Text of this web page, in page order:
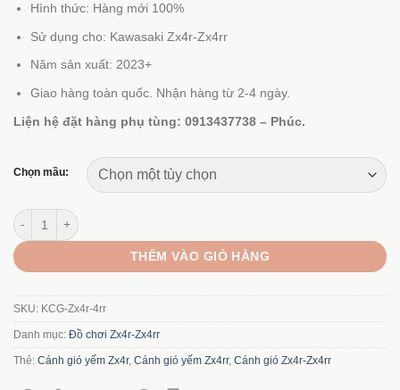
1.080.000 ₫
Hình thức: Hàng mới 100%
Sử dụng cho: Kawasaki Zx4r-Zx4rr
Năm sản xuất: 2023+
Giao hàng toàn quốc. Nhận hàng từ 2-4 ngày.
Liện hệ đặt hàng phụ tùng: 0913437738 – Phúc.
Chọn mầu:
Cánh gió trang trí cho Zx4r-Zx4rr số lượng
THÊM VÀO GIỎ HÀNG
SKU: KCG-Zx4r-4rr
Danh mục: Đồ chơi Zx4r-Zx4rr
Thẻ: Cánh gió yếm Zx4r, Cánh gió yếm Zx4rr, Cánh gió Zx4r-Zx4rr